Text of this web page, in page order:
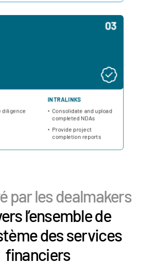
par les dealmakers
l’ensemble de
des services
financiers